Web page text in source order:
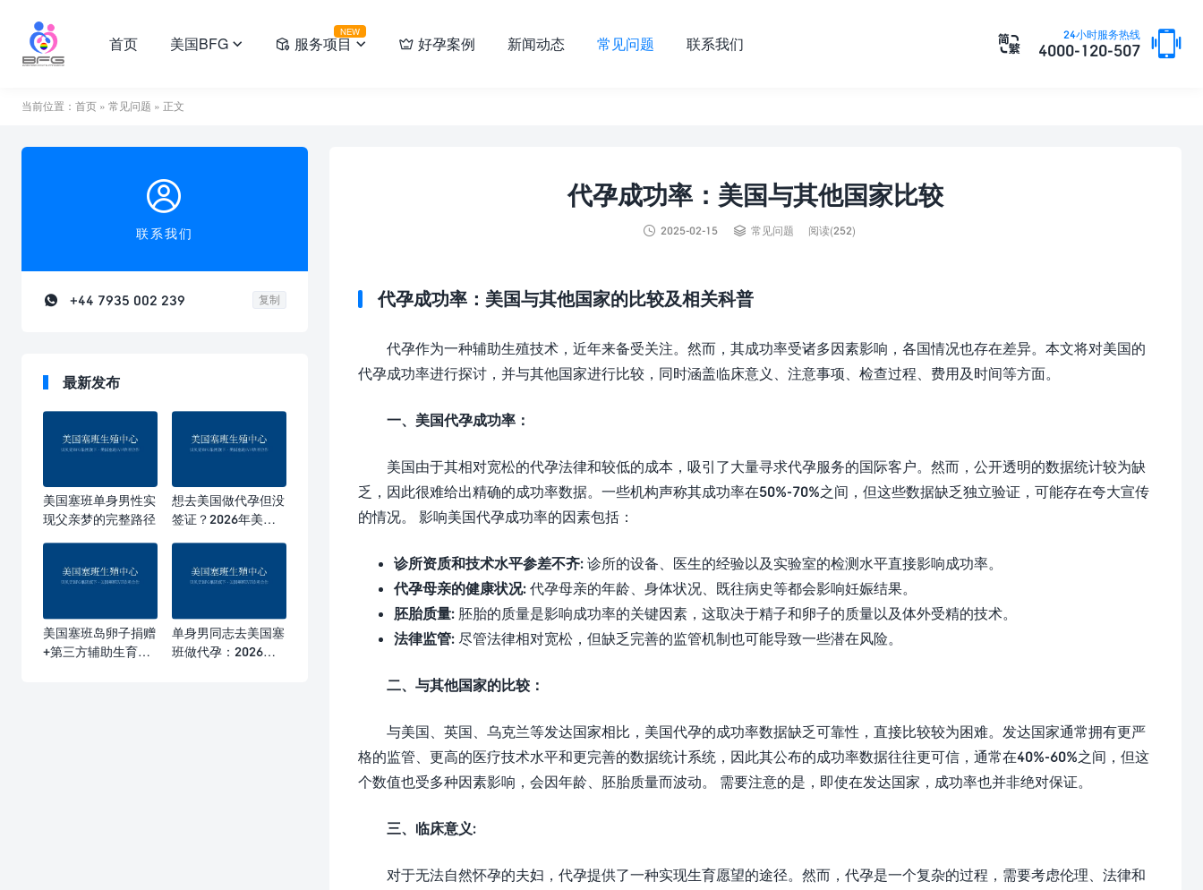
24小时服务热线
4000-120-507 

首页 美国BFG   服务项目
NEW
  好孕案例 新闻动态 常见问题 联系我们
当前位置： 首页 » 常见问题 » 正文
代孕成功率：美国与其他国家比较
 2025-02-15  常见问题 阅读(252)
代孕成功率：美国与其他国家的比较及相关科普
代孕作为一种辅助生殖技术，近年来备受关注。然而，其成功率受诸多因素影响，各国情况也存在差异。本文将对美国的
代孕成功率进行探讨，并与其他国家进行比较，同时涵盖临床意义、注意事项、检查过程、费用及时间等方面。
一、美国代孕成功率：
美国由于其相对宽松的代孕法律和较低的成本，吸引了大量寻求代孕服务的国际客户。然而，公开透明的数据统计较为缺
乏，因此很难给出精确的成功率数据。一些机构声称其成功率在50%-70%之间，但这些数据缺乏独立验证，可能存在夸大宣传
的情况。 影响美国代孕成功率的因素包括：
诊所资质和技术水平参差不齐: 诊所的设备、医生的经验以及实验室的检测水平直接影响成功率。
代孕母亲的健康状况: 代孕母亲的年龄、身体状况、既往病史等都会影响妊娠结果。
胚胎质量: 胚胎的质量是影响成功率的关键因素，这取决于精子和卵子的质量以及体外受精的技术。
法律监管: 尽管法律相对宽松，但缺乏完善的监管机制也可能导致一些潜在风险。
二、与其他国家的比较：
与美国、英国、乌克兰等发达国家相比，美国代孕的成功率数据缺乏可靠性，直接比较较为困难。发达国家通常拥有更严
格的监管、更高的医疗技术水平和更完善的数据统计系统，因此其公布的成功率数据往往更可信，通常在40%-60%之间，但这
个数值也受多种因素影响，会因年龄、胚胎质量而波动。 需要注意的是，即使在发达国家，成功率也并非绝对保证。
三、临床意义:
对于无法自然怀孕的夫妇，代孕提供了一种实现生育愿望的途径。然而，代孕是一个复杂的过程，需要考虑伦理、法律和

联系我们
 +44 7935 002 239 复制
最新发布
美国塞班单身男性实
现父亲梦的完整路径
想去美国做代孕但没
签证？2026年美国
美国塞班岛卵子捐赠
+第三方辅助生育组
单身男同志去美国塞
班做代孕：2026年